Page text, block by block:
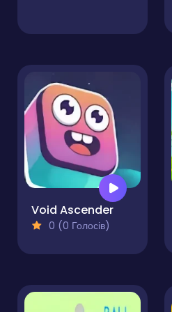
Void Ascender
0 (0 Голосів)